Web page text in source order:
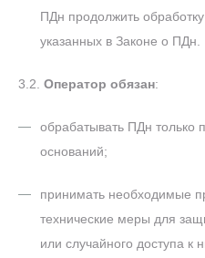
ПДн продолжить
указанных в Законе о ПДн.
3.2. Оператор обязан:
обрабатывать ПДн только
оснований;
принимать необходимые
технические меры для
или случайного доступа к